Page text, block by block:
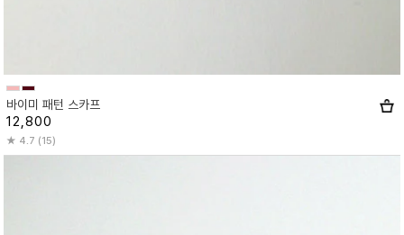
바이미 패턴 스카프
12,800
4.7 (15)